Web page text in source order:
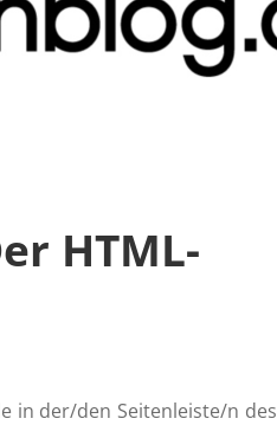
HTML-
in der/den Seitenleiste/n des